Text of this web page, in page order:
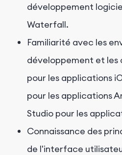
développement
Waterfall.
Familiarité avec les
développement et les
pour les applications
pour les applications
Studio pour les
Connaissance des
de l'interface